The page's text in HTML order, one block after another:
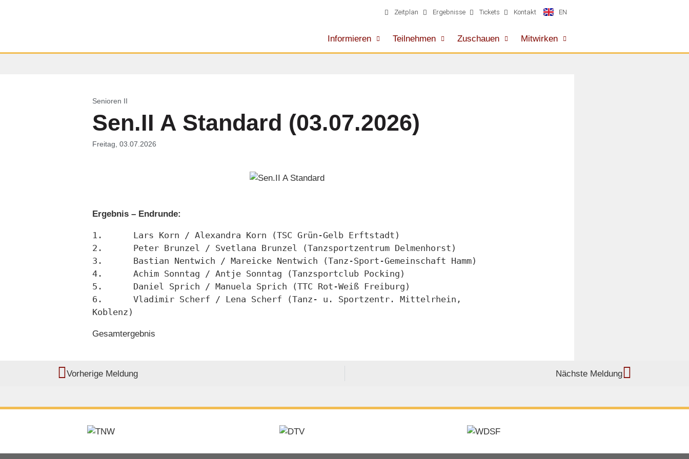
Zeitplan Ergebnisse Tickets Kontakt EN
Informieren Teilnehmen Zuschauen Mitwirken
Senioren II
Sen.II A Standard (03.07.2026)
Freitag, 03.07.2026
Ergebnis – Endrunde:
1.	Lars Korn / Alexandra Korn (TSC Grün-Gelb Erftstadt)
2.	Peter Brunzel / Svetlana Brunzel (Tanzsportzentrum Delmenhorst)
3.	Bastian Nentwich / Mareicke Nentwich (Tanz-Sport-Gemeinschaft Hamm)
4.	Achim Sonntag / Antje Sonntag (Tanzsportclub Pocking)
5.	Daniel Sprich / Manuela Sprich (TTC Rot-Weiß Freiburg)
6.	Vladimir Scherf / Lena Scherf (Tanz- u. Sportzentr. Mittelrhein,
Koblenz)
Gesamtergebnis
Vorherige Meldung Nächste Meldung